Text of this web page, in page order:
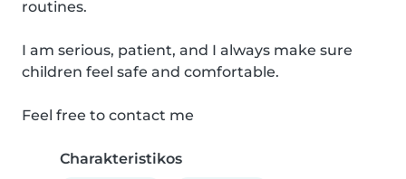
routines.
I am serious, patient, and I always make sure
children feel safe and comfortable.
Feel free to contact me
Charakteristikos